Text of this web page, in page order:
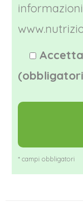
* campi obbligatori